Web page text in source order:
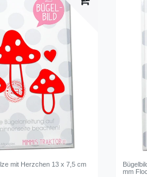
mit Herzchen 13 x 7,5 cm
mm